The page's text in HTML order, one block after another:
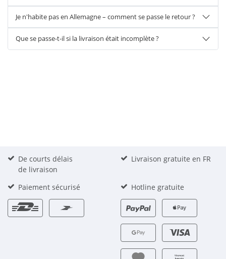
Je n'habite pas en Allemagne – comment se passe le retour ?
Que se passe-t-il si la livraison était incomplète ?
De courts délais
de livraison
Livraison gratuite en FR
Paiement sécurisé Hotline gratuite